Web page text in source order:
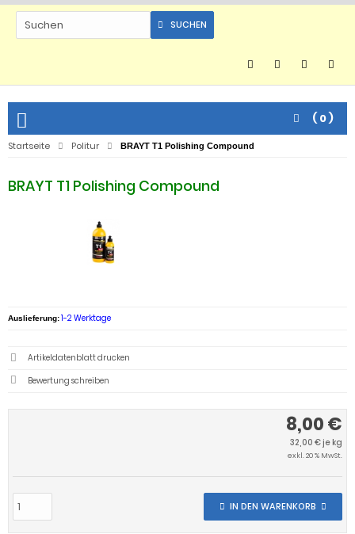
SUCHEN
( 0)
Startseite Politur BRAYT T1 Polishing Compound
BRAYT T1 Polishing Compound
8,00 €
32,00 € je kg
exkl. 20 % MwSt.
IN DEN WARENKORB
Auslieferung:1-2 Werktage
Artikeldatenblatt drucken
Bewertung schreiben